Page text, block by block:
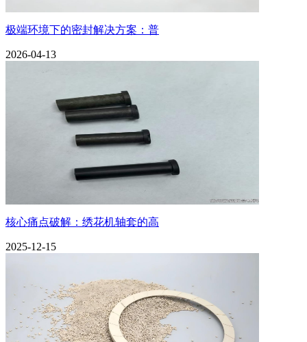
极端环境下的密封解决方案：普
2026-04-13
核心痛点破解：绣花机轴套的高
2025-12-15